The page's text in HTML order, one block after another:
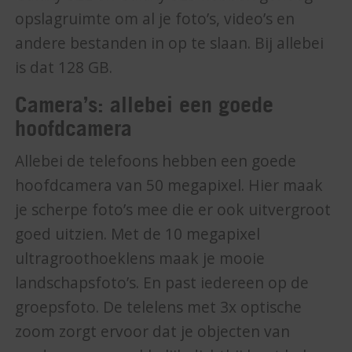
opslagruimte om al je foto’s, video’s en
andere bestanden in op te slaan. Bij allebei
is dat 128 GB.
Camera’s: allebei een goede
hoofdcamera
Allebei de telefoons hebben een goede
hoofdcamera van 50 megapixel. Hier maak
je scherpe foto’s mee die er ook uitvergroot
goed uitzien. Met de 10 megapixel
ultragroothoeklens maak je mooie
landschapsfoto’s. En past iedereen op de
groepsfoto. De telelens met 3x optische
zoom zorgt ervoor dat je objecten van